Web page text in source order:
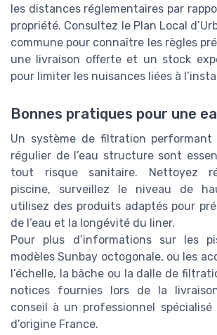
les distances réglementaires par
propriété. Consultez le Plan Local
commune pour connaître les règles
une livraison offerte et un stock
pour limiter les nuisances liées à
Bonnes pratiques pour une
Un système de filtration
régulier de l’eau structure sont
tout risque sanitaire. Nettoyez
piscine, surveillez le niveau de
utilisez des produits adaptés pour
de l’eau et la longévité du liner.
Pour plus d’informations sur les
modèles Sunbay octogonale, ou les
l’échelle, la bâche ou la dalle de
notices fournies lors de la
conseil à un professionnel spécialisé
d’origine France.